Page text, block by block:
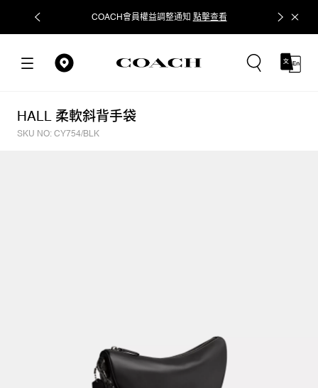
COACH會員權益調整通知 點擊查看 立即追蹤
HALL 柔軟斜背手袋
SKU NO: CY754/BLK